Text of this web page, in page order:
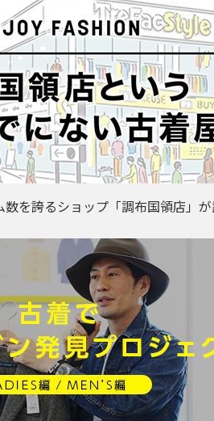
を誇るショップ「調布国領店」が